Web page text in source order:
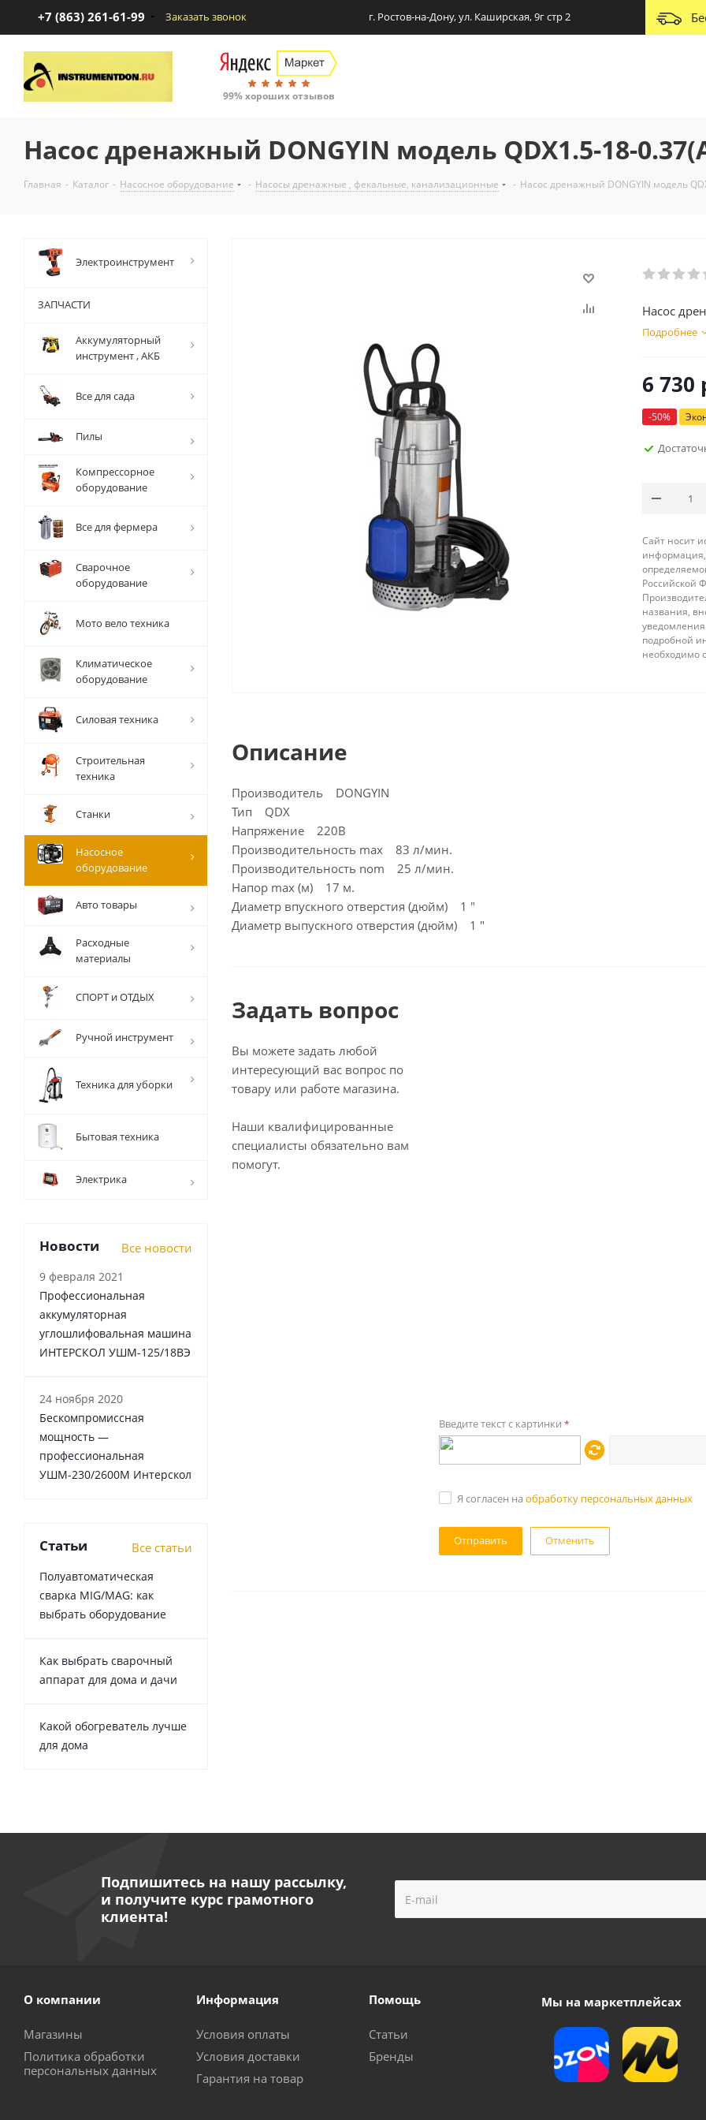
+7 (863) 261-61-99 Заказать звонок г. Ростов-на-Дону, ул. Каширская, 9г стр 2
99% хороших отзывов
Насос дренажный DONGYIN модель QDX1.5-18-
Главная - Каталог - Насосное оборудование - Насосы дренажные , фекальные, канализационные - Насос дренажный DONGYIN модель
Насос
Подробнее
6 730
-50%
Сайт носит
информация,
Российской
названия,
подробной
необходимо
Описание
Производитель DONGYIN
Тип QDX
Напряжение 220В
Производительность max 83 л/мин.
Производительность nom 25 л/мин.
Напор max (м) 17 м.
Диаметр впускного отверстия (дюйм) 1 "
Диаметр выпускного отверстия (дюйм) 1 "
Задать вопрос
Вы можете задать любой
интересующий вас вопрос по
товару или работе магазина.
Наши квалифицированные
специалисты обязательно вам
помогут.
Введите текст с картинки *
Я согласен на обработку персональных данных
Отменить
Электроинструмент
ЗАПЧАСТИ
Аккумуляторный
инструмент , АКБ
Все для сада
Пилы
Компрессорное
оборудование
Все для фермера
Сварочное
оборудование
Мото вело техника
Климатическое
оборудование
Силовая техника
Строительная
техника
Станки
Насосное
оборудование
Авто товары
Расходные
материалы
СПОРТ и ОТДЫХ
Ручной инструмент
Техника для уборки
Бытовая техника
Электрика
Новости Все новости
9 февраля 2021
Профессиональная
аккумуляторная
углошлифовальная машина
ИНТЕРСКОЛ УШМ-125/18ВЭ
24 ноября 2020
Бескомпромиссная
мощность —
профессиональная
УШМ-230/2600М Интерскол
Статьи Все статьи
Полуавтоматическая
сварка MIG/MAG: как
выбрать оборудование
Как выбрать сварочный
аппарат для дома и дачи
Какой обогреватель лучше
для дома
Подпишитесь на нашу рассылку,
и получите курс грамотного
клиента!
О компании
Магазины
Политика обработки
персональных данных
Информация
Условия оплаты
Условия доставки
Гарантия на товар
Помощь
Статьи
Бренды
Мы на маркетплейсах